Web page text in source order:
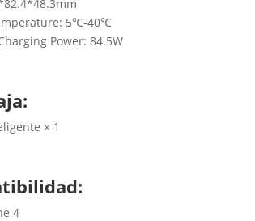
5℃-40℃
Power: 84.5W
× 1
4